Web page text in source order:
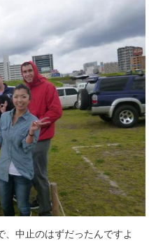
、中止のはずだったんですよ